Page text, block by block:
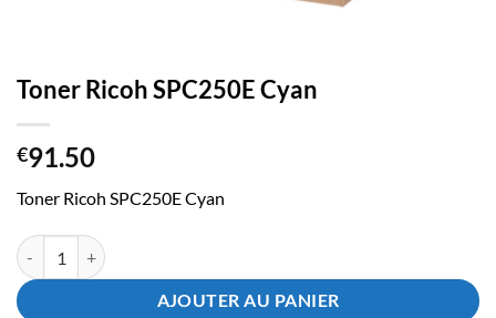
Toner Ricoh SPC250E Cyan
€91.50
Toner Ricoh SPC250E Cyan
quantité de Toner Ricoh SPC250E Cyan
AJOUTER AU PANIER